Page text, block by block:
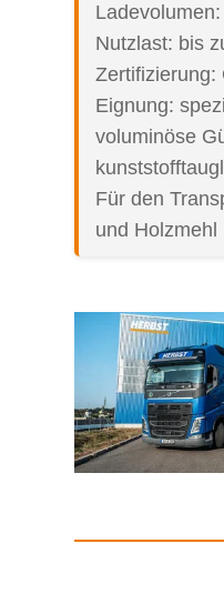
Nutzlast: bis
Zertifizierung:
Eignung:
voluminöse
Für den
und Holzmehl